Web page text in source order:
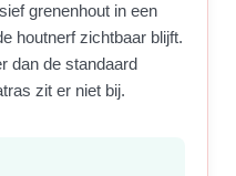
grenenhout in een
houtnerf zichtbaar blijft.
dan de standaard
zit er niet bij.